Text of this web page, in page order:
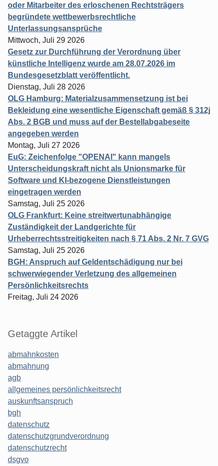
oder Mitarbeiter des erloschenen Rechtsträgers
begründete wettbewerbsrechtliche
Unterlassungsansprüche
Mittwoch, Juli 29 2026
Gesetz zur Durchführung der Verordnung über
künstliche Intelligenz wurde am 28.07.2026 im
Bundesgesetzblatt veröffentlicht.
Dienstag, Juli 28 2026
OLG Hamburg: Materialzusammensetzung ist bei
Bekleidung eine wesentliche Eigenschaft gemäß § 312j
Abs. 2 BGB und muss auf der Bestellabgabeseite
angegeben werden
Montag, Juli 27 2026
EuG: Zeichenfolge "OPENAI" kann mangels
Unterscheidungskraft nicht als Unionsmarke für
Software und KI-bezogene Dienstleistungen
eingetragen werden
Samstag, Juli 25 2026
OLG Frankfurt: Keine streitwertunabhängige
Zuständigkeit der Landgerichte für
Urheberrechtsstreitigkeiten nach § 71 Abs. 2 Nr. 7 GVG
Samstag, Juli 25 2026
BGH: Anspruch auf Geldentschädigung nur bei
schwerwiegender Verletzung des allgemeinen
Persönlichkeitsrechts
Freitag, Juli 24 2026
Getaggte Artikel
abmahnkosten
abmahnung
agb
allgemeines persönlichkeitsrecht
auskunftsanspruch
bgh
datenschutz
datenschutzgrundverordnung
datenschutzrecht
dsgvo